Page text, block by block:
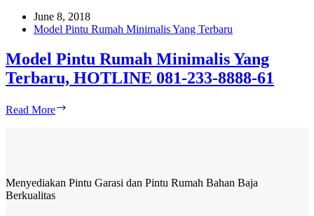
June 8, 2018
Model Pintu Rumah Minimalis Yang Terbaru
Model Pintu Rumah Minimalis Yang
Terbaru, HOTLINE 081-233-8888-61
Read More
HOTLINE
Menyediakan Pintu Garasi dan Pintu Rumah Bahan Baja
Berkualitas